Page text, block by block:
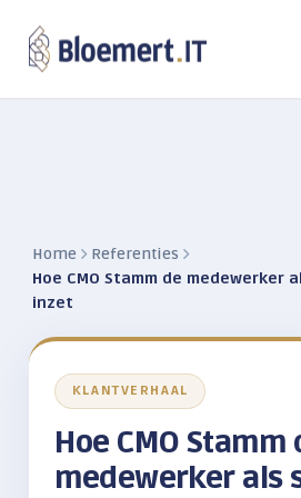
Back-up
Microsoft Copilot
Beheer & Support
Bouw
Transport
Industrie
Zorg & Welzijn
Detailhandel
Publieke sector
Referenties
Over Bloemert IT
Over ons
Kennisbank
Contact
TeamViewer
Home
Referenties
Hoe CMO Stamm de medewerker
inzet
KLANTVERHAAL
Hoe CMO Stamm
medewerker als